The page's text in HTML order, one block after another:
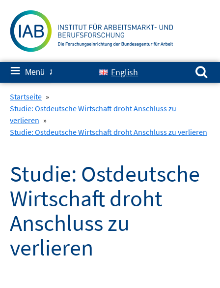
zum
Inhalt
≡ Menü ✘ English
Suchen nach:
Startseite »
Studie: Ostdeutsche Wirtschaft droht Anschluss zu
verlieren »
Studie: Ostdeutsche Wirtschaft droht Anschluss zu verlieren
Studie: Ostdeutsche
Wirtschaft droht
Anschluss zu
verlieren